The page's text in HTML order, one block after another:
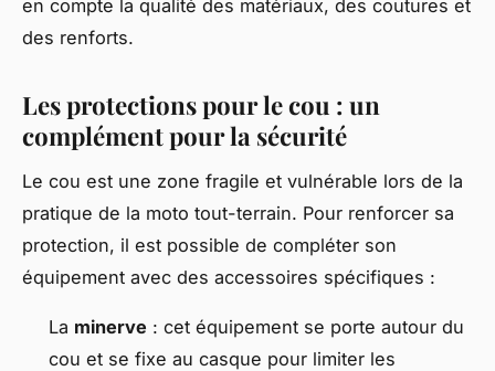
en compte la qualité des matériaux, des coutures et
des renforts.
Les protections pour le cou : un
complément pour la sécurité
Le cou est une zone fragile et vulnérable lors de la
pratique de la moto tout-terrain. Pour renforcer sa
protection, il est possible de compléter son
équipement avec des accessoires spécifiques :
La minerve : cet équipement se porte autour du
cou et se fixe au casque pour limiter les